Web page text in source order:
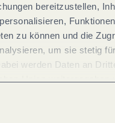
bereitzustellen,
zu können und die
um sie stetig
werden Daten an
werden. Mit der